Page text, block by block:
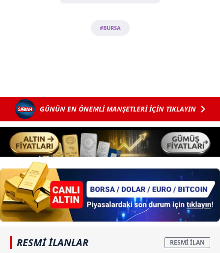
#BURSA
GÜNÜN EN ÖNEMLİ MANŞETLERİ İÇİN TIKLAYIN
RESMİ İLANLAR